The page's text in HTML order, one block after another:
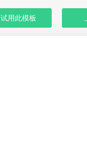
试用此模板